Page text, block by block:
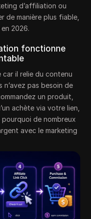
d’affiliation ou
de manière plus fiable,
2026.
fonctionne
il relie du contenu
n’avez pas besoin de
un produit,
achète via votre lien,
pourquoi de nombreux
avec le marketing